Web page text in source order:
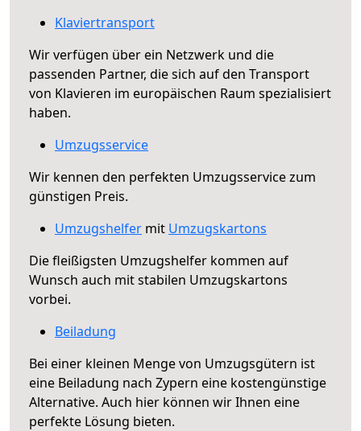
Klaviertransport
Wir verfügen über ein Netzwerk und die
passenden Partner, die sich auf den Transport
von Klavieren im europäischen Raum spezialisiert
haben.
Umzugsservice
Wir kennen den perfekten Umzugsservice zum
günstigen Preis.
Umzugshelfer mit Umzugskartons
Die fleißigsten Umzugshelfer kommen auf
Wunsch auch mit stabilen Umzugskartons
vorbei.
Beiladung
Bei einer kleinen Menge von Umzugsgütern ist
eine Beiladung nach Zypern eine kostengünstige
Alternative. Auch hier können wir Ihnen eine
perfekte Lösung bieten.